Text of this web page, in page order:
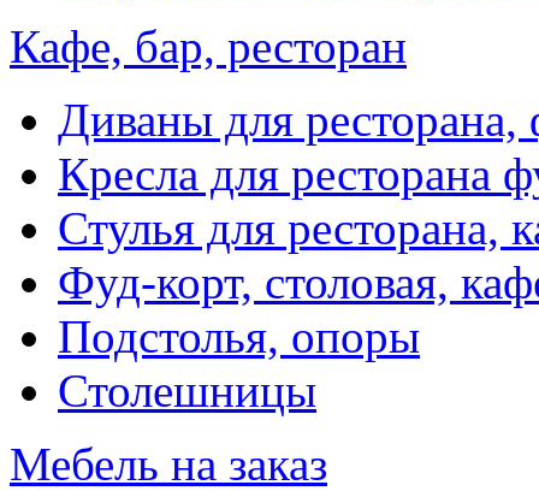
Кафе, бар, ресторан
Диваны для ресторана,
Кресла для ресторана
Стулья для ресторана,
Фуд-корт, столовая,
Подстолья, опоры
Столешницы
Мебель на заказ